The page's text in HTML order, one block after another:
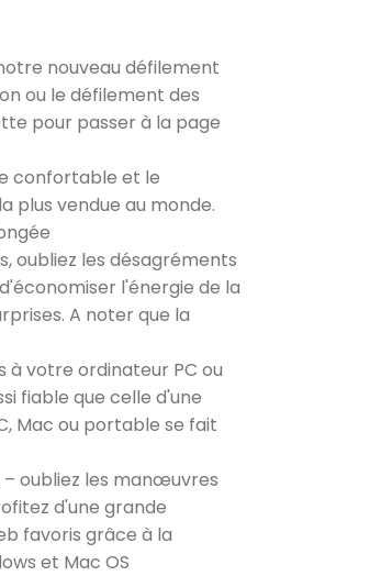
nouveau défilement
ou le défilement des
pour passer à la page
confortable et le
plus vendue au monde.
oubliez les désagréments
l'énergie de la
A noter que la
à votre ordinateur PC ou
fiable que celle d'une
Mac ou portable se fait
– oubliez les manœuvres
d'une grande
favoris grâce à la
et Mac OS